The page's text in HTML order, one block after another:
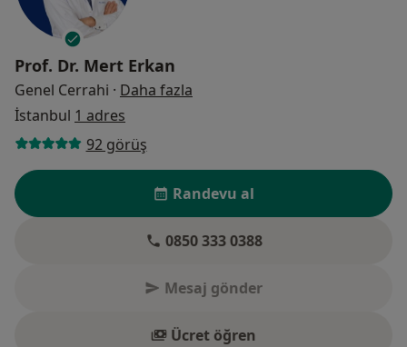
Prof. Dr. Mert Erkan
Genel Cerrahi · Daha fazla
İstanbul 1 adres
92 görüş
Randevu al
0850 333 0388
Mesaj gönder
Ücret öğren